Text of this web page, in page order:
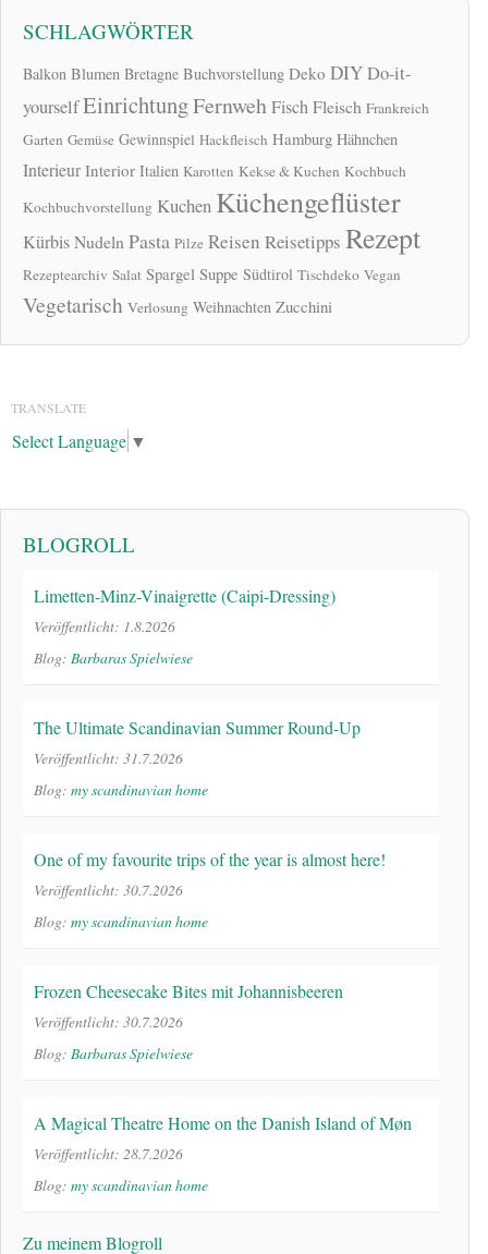
SCHLAGWÖRTER
Balkon Blumen Bretagne Buchvorstellung Deko DIYDo-it-
yourselfEinrichtungFernwehFischFleisch Frankreich
Garten Gemüse Gewinnspiel Hackfleisch Hamburg Hähnchen
Interieur Interior Italien Karotten Kekse & Kuchen Kochbuch
Kochbuchvorstellung Kuchen Küchengeflüster
KürbisNudeln Pasta Pilze Reisen Reisetipps Rezept
Rezeptearchiv Salat Spargel Suppe Südtirol Tischdeko Vegan
Vegetarisch Verlosung Weihnachten Zucchini
TRANSLATE
Select Language ▼
BLOGROLL
Limetten-Minz-Vinaigrette (Caipi-Dressing)
Veröffentlicht: 1.8.2026
Blog: Barbaras Spielwiese
The Ultimate Scandinavian Summer Round-Up
Veröffentlicht: 31.7.2026
Blog: my scandinavian home
One of my favourite trips of the year is almost here!
Veröffentlicht: 30.7.2026
Blog: my scandinavian home
Frozen Cheesecake Bites mit Johannisbeeren
Veröffentlicht: 30.7.2026
Blog: Barbaras Spielwiese
A Magical Theatre Home on the Danish Island of Møn
Veröffentlicht: 28.7.2026
Blog: my scandinavian home
Zu meinem Blogroll